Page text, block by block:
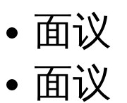
面议
面议